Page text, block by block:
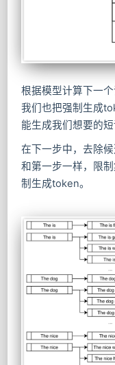
根据模型计算下一
我们也把强制生成
能生成我们想要的
在下一步中，去除
和第一步一样，限
制生成token。